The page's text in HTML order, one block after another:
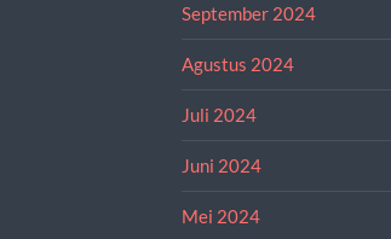
September 2024
Agustus 2024
Juli 2024
Juni 2024
Mei 2024